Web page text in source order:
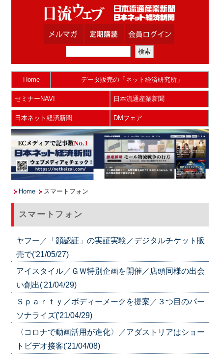
Home データ販売の「ネット経済研究所」
セミナーNAVI 日本流通産業新聞
日本ネット経済新聞 DMフェア
Home スマートフォン
スマートフォン
ヤフー／「顔認証」の実証実験／デジタルチケット販
売で('21/05/27)
アイスタイル／ＧＷ特別企画を開催／店頭同様の出会
い創出('21/04/29)
Ｓｐａｒｔｙ／ボディーメークを提案／３つ目のパー
ソナライズ('21/04/29)
〈コロナで動画活用が進化〉／アダストリアはショー
トビデオ接客('21/04/08)